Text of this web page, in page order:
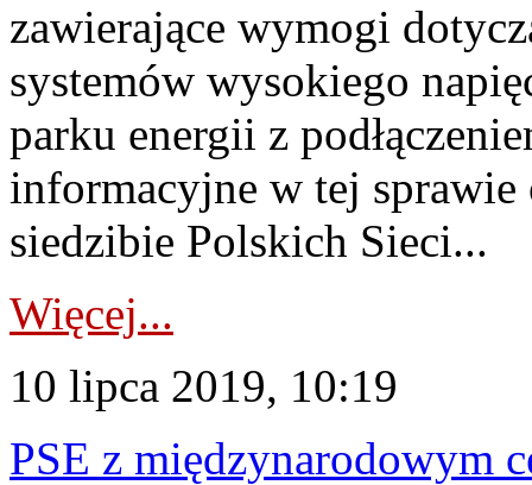
zawierające wymogi
systemów wysokiego
parku energii z
informacyjne w tej sprawie
siedzibie Polskich Sieci...
Więcej...
10 lipca 2019, 10:19
PSE z międzynarodowym